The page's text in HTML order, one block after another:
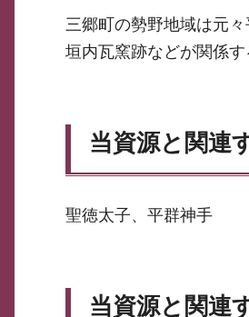
三郷町の勢野地域は元
垣内瓦窯跡などが関係す
当資源と関連
聖徳太子、平群神手
当資源と関連